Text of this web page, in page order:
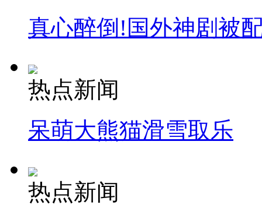
真心醉倒!国外神剧被
热点新闻
呆萌大熊猫滑雪取乐
热点新闻